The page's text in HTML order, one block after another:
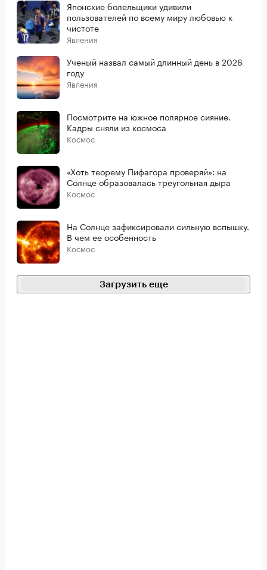
Японские болельщики удивили
пользователей по всему миру любовью к
чистоте
Явления
Ученый назвал самый длинный день в 2026
году
Явления
Посмотрите на южное полярное сияние.
Кадры сняли из космоса
Космос
«Хоть теорему Пифагора проверяй»: на
Солнце образовалась треугольная дыра
Космос
На Солнце зафиксировали сильную вспышку.
В чем ее особенность
Космос
Загрузить еще